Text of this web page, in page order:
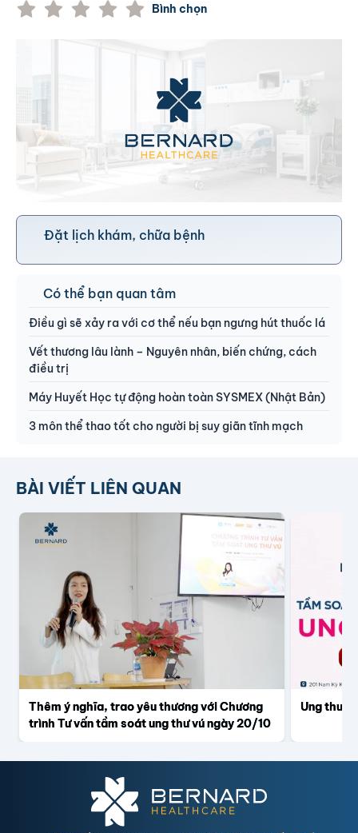
Bình chọn
Đặt lịch khám, chữa bệnh
Có thể bạn quan tâm
Điều gì sẽ xảy ra với cơ thể nếu bạn ngưng hút thuốc lá
Vết thương lâu lành – Nguyên nhân, biến chứng, cách
điều trị
Máy Huyết Học tự động hoàn toàn SYSMEX (Nhật Bản)
3 môn thể thao tốt cho người bị suy giãn tĩnh mạch
BÀI VIẾT LIÊN QUAN
Thêm ý nghĩa, trao yêu thương với Chương
trình Tư vấn tầm soát ung thư vú ngày 20/10
Ung thư